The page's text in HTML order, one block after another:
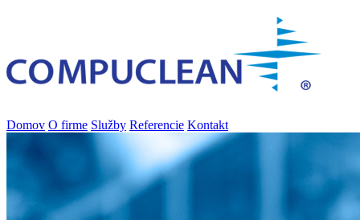
Domov O firme Služby Referencie Kontakt